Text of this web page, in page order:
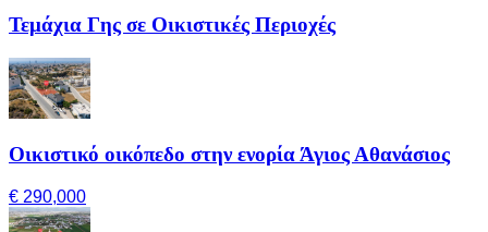
Τεμάχια Γης σε Οικιστικές Περιοχές
Οικιστικό οικόπεδο στην ενορία Άγιος Αθανάσιος
€ 290,000